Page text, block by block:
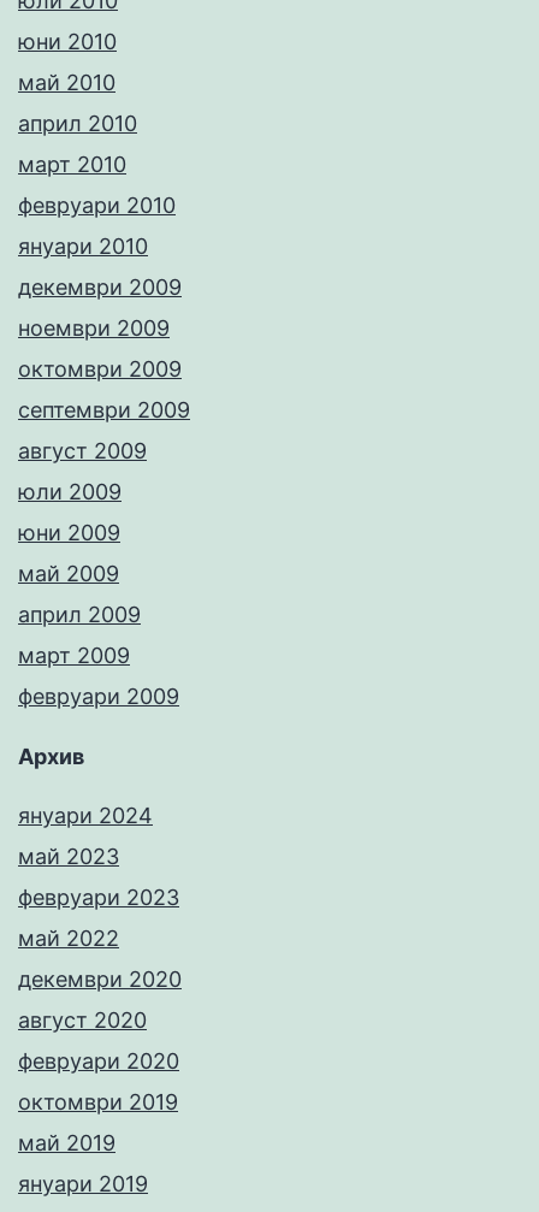
юни 2010
май 2010
април 2010
март 2010
февруари 2010
януари 2010
декември 2009
ноември 2009
октомври 2009
септември 2009
август 2009
юли 2009
юни 2009
май 2009
април 2009
март 2009
февруари 2009
Архив
януари 2024
май 2023
февруари 2023
май 2022
декември 2020
август 2020
февруари 2020
октомври 2019
май 2019
януари 2019